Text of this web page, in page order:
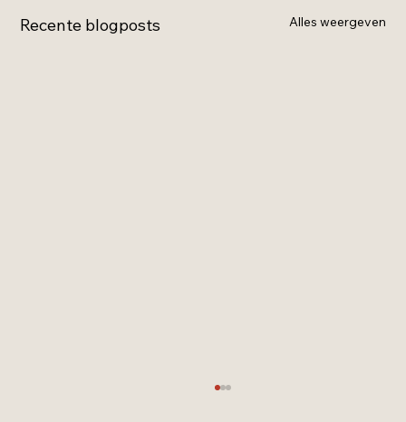
Recente blogposts Alles weergeven